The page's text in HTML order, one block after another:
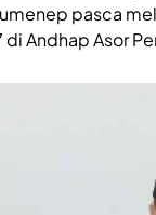
pasca
Andhap Asor